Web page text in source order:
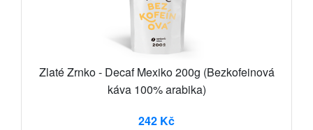
Zlaté Zrnko - Decaf Mexiko 200g (Bezkofeinová
káva 100% arabika)
242 Kč